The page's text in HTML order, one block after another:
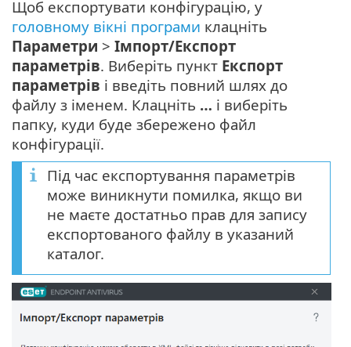
Щоб експортувати конфігурацію, у
головному вікні програми клацніть
Параметри > Імпорт/Експорт
параметрів. Виберіть пункт Експорт
параметрів і введіть повний шлях до
файлу з іменем. Клацніть … і виберіть
папку, куди буде збережено файл
конфігурації.
Під час експортування параметрів
може виникнути помилка, якщо ви
не маєте достатньо прав для запису
експортованого файлу в указаний
каталог.